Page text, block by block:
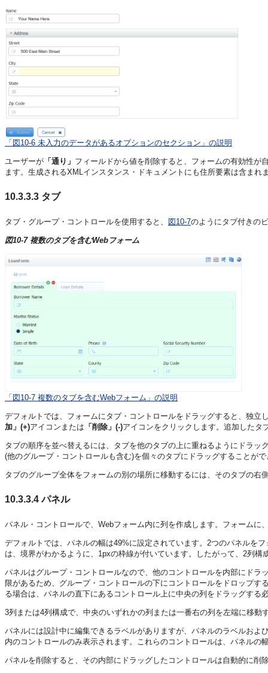
「図10-6 未入力のデータがあるオプションのセクション」の説明
ユーザーが 「通り」 フィールドから値を削除すると、フォームの有効性が
ます。生成されるXMLインスタンス・ドキュメントにも住所要素は含まれ
10.3.3.3 タブ
タブ・グループ・コントロールを使用すると、 図10-7のようにタブ付きの
図10-7 複数のタブを含むWebフォーム
「図10-7 複数のタブを含むWebフォーム」の説明
デフォルトでは、フォームにタブ・コントロールをドラッグすると、独
加」(+)アイコンまたは 「削除」(-)アイコンをクリックします。追加したタ
タブの順序を並べ替えるには、タブを他のタブの上に重ねるようにドラ
(他のグループ・コントロールも含む)を個々のタブにドラッグすることが
タブのグループ全体をフォームの別の場所に移動するには、そのタブの
10.3.3.4パネル
パネル・コントロールで、Webフォーム内に列を作成します。フォーム
デフォルトでは、パネルの幅は49%に設定されています。2つのパネルを
は、境界がわかるように、1pxの枠線が付いています。したがって、2列
パネルはグループ・コントロールなので、他のコントロールを内部にド
限があるため、グループ・コントロールの下にコントロールをドロップ
る場合は、パネルの直下にあるコントロール上に中央の列をドラッグする
3列または4列構成で、中央のいずれかの列または一番右の列を左端に移
パネルには設計中に編集できるラベルがありますが、パネルのラベルお
内のコントロールのみ表示されます。これらのコントロールは、パネルの
パネルを削除すると、その内部にドラッグしたコントロールは自動的に削